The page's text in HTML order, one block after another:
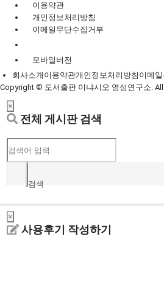
이용약관
개인정보처리방침
이메일무단수집거부
모바일버전
회사소개 이용약관개인정보처리방침 이메
Copyright © 도서출판 이냐시오 영성연구소.
×
전체 게시판 검색
검색
×
사용후기 작성하기